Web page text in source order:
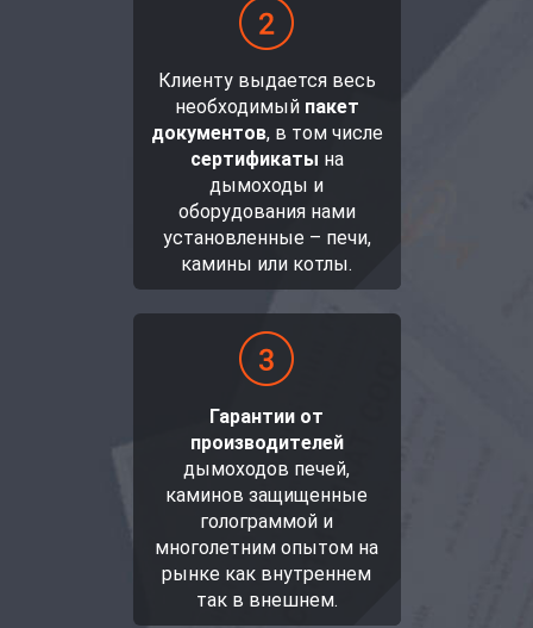
Клиенту выдается весь
необходимый пакет
документов, в том числе
сертификаты на
дымоходы и
оборудования нами
установленные – печи,
камины или котлы.
Гарантии от
производителей
дымоходов печей,
каминов защищенные
голограммой и
многолетним опытом на
рынке как внутреннем
так в внешнем.